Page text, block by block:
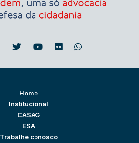
Home
Institucional
CASAG
ESA
Trabalhe conosco